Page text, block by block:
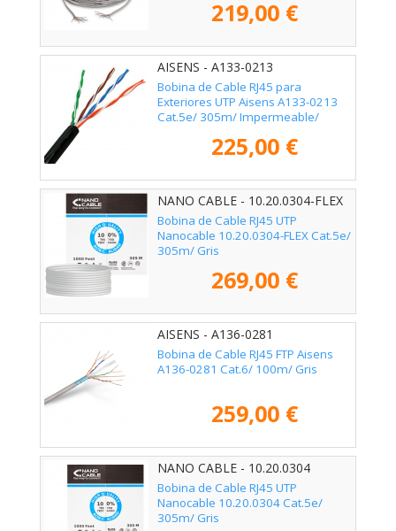
219,00 €
AISENS - A133-0213
Bobina de Cable RJ45 para
Exteriores UTP Aisens A133-0213
Cat.5e/ 305m/ Impermeable/
225,00 €
NANO CABLE - 10.20.0304-FLEX
Bobina de Cable RJ45 UTP
Nanocable 10.20.0304-FLEX Cat.5e/
305m/ Gris
269,00 €
AISENS - A136-0281
Bobina de Cable RJ45 FTP Aisens
A136-0281 Cat.6/ 100m/ Gris
259,00 €
NANO CABLE - 10.20.0304
Bobina de Cable RJ45 UTP
Nanocable 10.20.0304 Cat.5e/
305m/ Gris